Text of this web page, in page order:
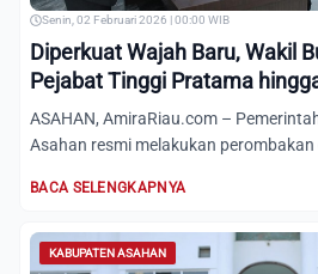
Senin, 02 Februari 2026 | 00:00 WIB
Diperkuat Wajah Baru, Wakil
Pejabat Tinggi Pratama
ASAHAN, AmiraRiau.com –
Asahan resmi melakukan
BACA SELENGKAPNYA
KABUPATEN ASAHAN